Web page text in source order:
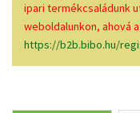
ipari termékcsaládunk
weboldalunkon, ahová
https://b2b.bibo.hu/